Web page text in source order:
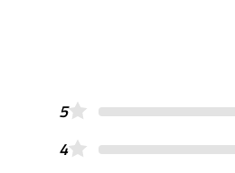
5
4